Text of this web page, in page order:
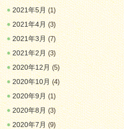
2021年5月(1)
2021年4月(3)
2021年3月(7)
2021年2月(3)
2020年12月(5)
2020年10月(4)
2020年9月(1)
2020年8月(3)
2020年7月(9)